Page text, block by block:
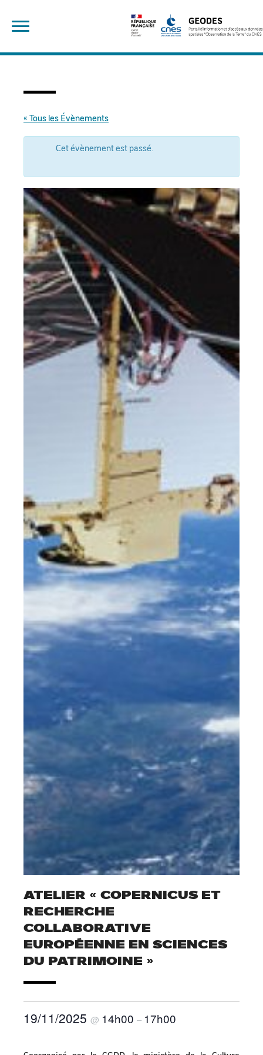
content
« Tous les Évènements
Cet évènement est passé.
ATELIER « COPERNICUS ET
RECHERCHE
COLLABORATIVE
EUROPÉENNE EN SCIENCES
DU PATRIMOINE »
19/11/2025 @ 14h00 – 17h00